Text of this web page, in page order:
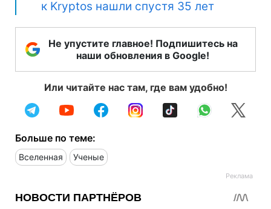
к Kryptos нашли спустя 35 лет
Не упустите главное! Подпишитесь на
наши обновления в Google!
Или читайте нас там, где вам удобно!
Больше по теме:
Вселенная Ученые